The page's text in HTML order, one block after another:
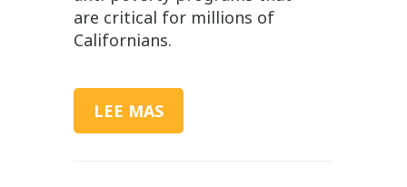
are critical for millions of
Californians.
LEE MAS